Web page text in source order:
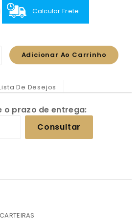
Calcular Frete
Adicionar Ao Carrinho
De Desejos
o prazo de entrega:
Consultar